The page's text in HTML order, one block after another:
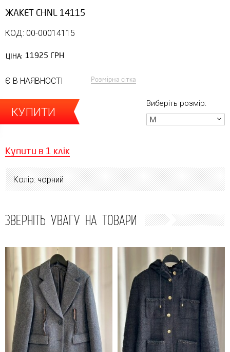
ЖАКЕТ CHNL 14115
КОД: 00-00014115
ЦІНА: 11925 ГРН
Є В НАЯВНОСТІ Розмірна сітка
КУПИТИ
Виберіть розмір:
M
Купити в 1 клік
Колір: чорний
ЗВЕРНІТЬ УВАГУ НА ТОВАРИ